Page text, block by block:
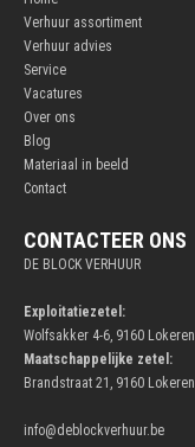
Verhuur assortiment
Verhuur advies
Service
Vacatures
Over ons
Blog
Materiaal in beeld
Contact
CONTACTEER ONS
DE BLOCK VERHUUR
Exploitatiezetel:
Wolfsakker 4-6, 9160 Lokeren
Maatschappelijke zetel:
Brandstraat 21, 9160 Lokeren
info@deblockverhuur.be